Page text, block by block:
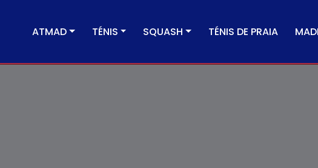
ATMAD TÉNIS SQUASH TÉNIS DE PRAIA